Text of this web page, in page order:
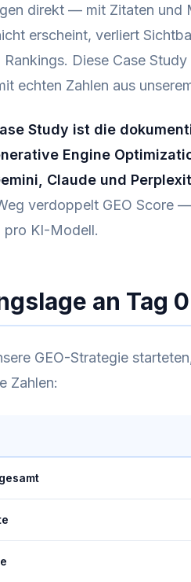
direkt — mit Zitaten und
erscheint, verliert
Rankings. Diese Case
echten Zahlen aus
Study ist die
Engine
Claude und
verdoppelt GEO Score
pro KI-Modell.
an Tag
GEO-Strategie
Zahlen: